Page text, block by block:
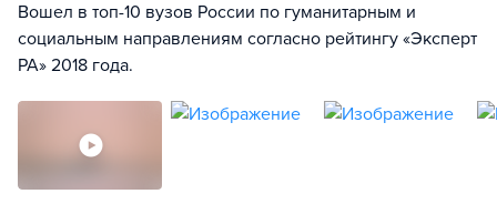
Вошел в топ-10 вузов России по гуманитарным и
социальным направлениям согласно рейтингу «Эксперт
РА» 2018 года.